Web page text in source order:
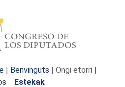
| Benvinguts | Ongi etorri |
Estekak